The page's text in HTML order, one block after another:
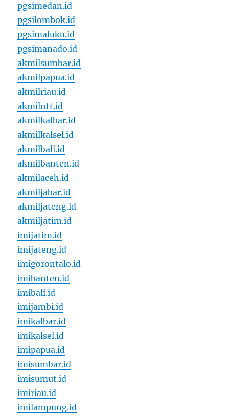
pgsimedan.id
pgsilombok.id
pgsimaluku.id
pgsimanado.id
akmilsumbar.id
akmilpapua.id
akmilriau.id
akmilntt.id
akmilkalbar.id
akmilkalsel.id
akmilbali.id
akmilbanten.id
akmilaceh.id
akmiljabar.id
akmiljateng.id
akmiljatim.id
imijatim.id
imijateng.id
imigorontalo.id
imibanten.id
imibali.id
imijambi.id
imikalbar.id
imikalsel.id
imipapua.id
imisumbar.id
imisumut.id
imiriau.id
imilampung.id